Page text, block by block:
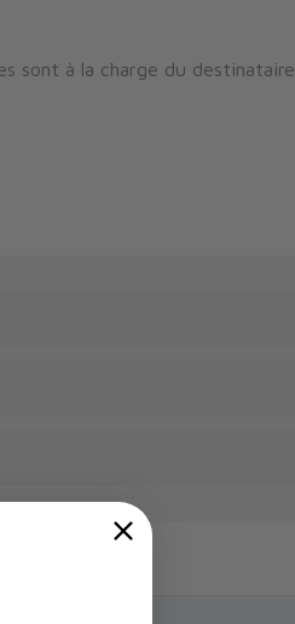
sont à la charge du destinataire